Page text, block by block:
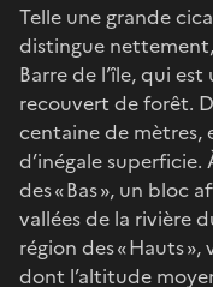
Telle une grande
distingue
Barre de l’île, qui
recouvert de forêt.
centaine de mètres,
d’inégale superficie.
des « Bas », un bloc
vallées de la rivière
région des « Hauts
dont l’altitude